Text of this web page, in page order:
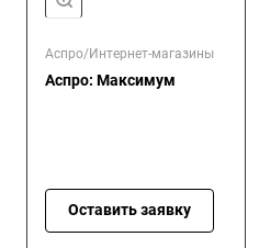
Аспро/Интернет-магазины
Аспро: Максимум
Оставить заявку